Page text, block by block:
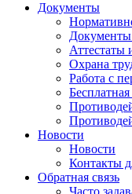
Документы
Документы
Аттестаты
Охрана
Работа с
Новости
Новости
Контакты
Обратная связь
Часто